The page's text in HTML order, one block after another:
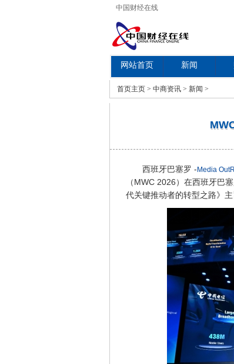
中国财经在线
网站首页 新闻
教育
首页主页 > 中商资讯 > 新闻 >
西班牙巴塞罗 - Media
（MWC 2026）在西班牙巴
代关键推动者的转型之路》主